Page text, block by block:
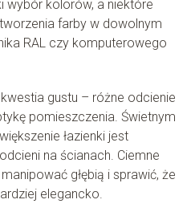
wybór kolorów, a niektóre
farby w dowolnym
RAL czy komputerowego
gustu – różne odcienie
pomieszczenia. Świetnym
łazienki jest
na ścianach. Ciemne
głębią i sprawić, że
elegancko.